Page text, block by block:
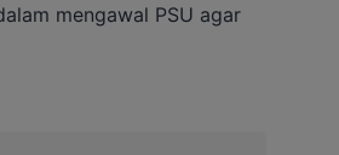
mengawal PSU agar